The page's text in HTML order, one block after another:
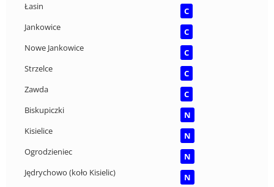
Łasin
C
Jankowice
C
Nowe Jankowice
C
Strzelce
C
Zawda
C
Biskupiczki
N
Kisielice
N
Ogrodzieniec
N
Jędrychowo (koło Kisielic)
N